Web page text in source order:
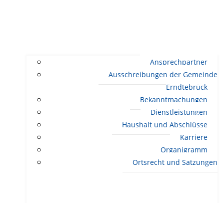
Ansprechpartner
Ausschreibungen der Gemeinde
Erndtebrück
Bekanntmachungen
Dienstleistungen
Haushalt und Abschlüsse
Karriere
Organigramm
Ortsrecht und Satzungen